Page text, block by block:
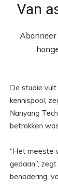
Van
Abonneer
De studie vult
kennispool,
Nanyang
betrokken
“Het meeste
gedaan”,
benadering,